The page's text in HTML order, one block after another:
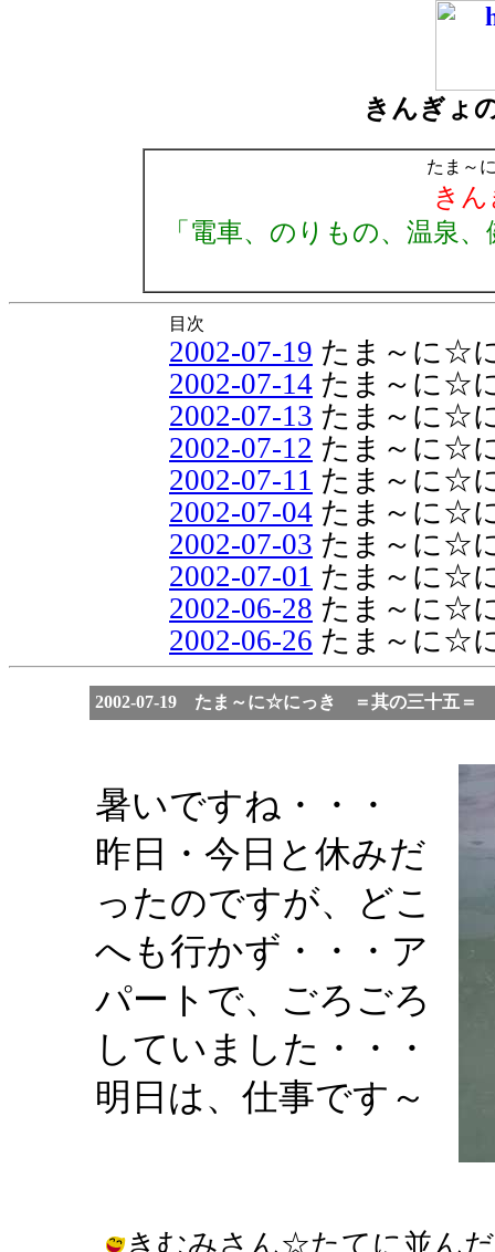
きんぎょ
たま～
き
「電車、のりもの、温泉
目次
2002-07-19 たま～に☆
2002-07-14 たま～に☆
2002-07-13 たま～に☆
2002-07-12 たま～に☆
2002-07-11 たま～に☆
2002-07-04 たま～に☆
2002-07-03 たま～に☆
2002-07-01 たま～に☆
2002-06-28 たま～に☆
2002-06-26 たま～に☆
2002-07-19 たま～に☆にっき ＝其の三十五＝
暑いですね・・・
昨日・今日と休みだ
ったのですが、どこ
へも行かず・・・ア
パートで、ごろごろ
していました・・・
明日は、仕事です～
きむみさん☆たてに並ん